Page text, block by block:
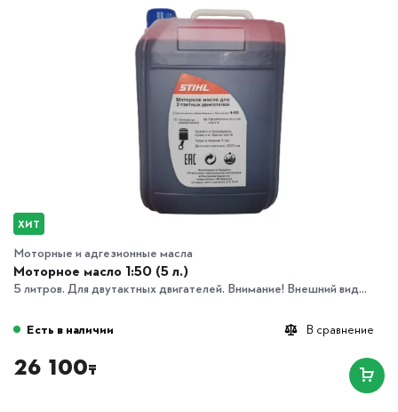
ХИТ
Моторные и адгезионные масла
Моторное масло 1:50 (5 л.)
5 литров. Для двутактных двигателей. Внимание! Внешний вид...
В сравнение
Есть в наличии
26 100₸